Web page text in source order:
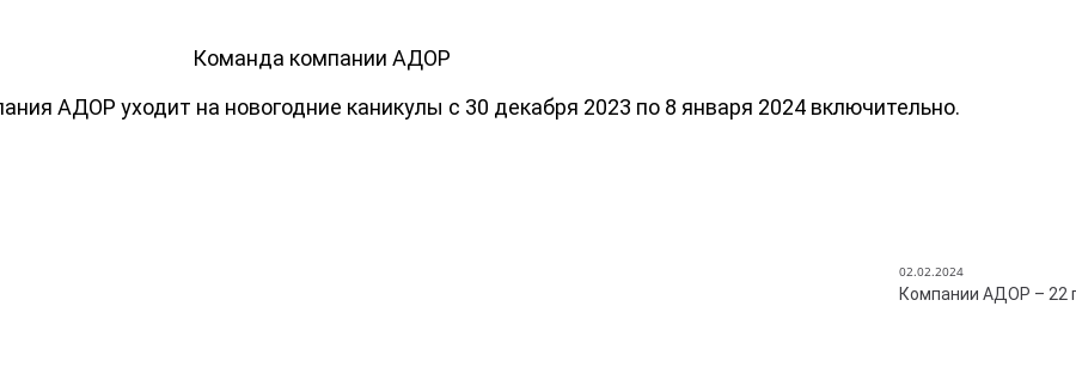
Команда компании АДОР
АДОР уходит на новогодние каникулы с 30 декабря 2023 по 8 января 2024 включительно.
02.02.2024
Компании АДОР – 22